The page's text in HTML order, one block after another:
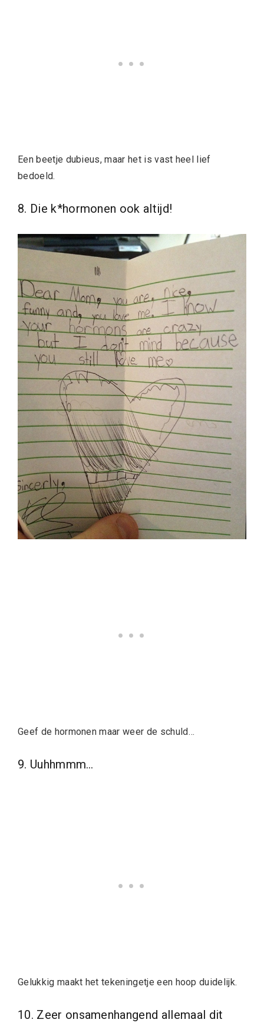
Een beetje dubieus, maar het is vast heel lief
bedoeld.
8. Die k*hormonen ook altijd!
Geef de hormonen maar weer de schuld…
9. Uuhhmmm…
Gelukkig maakt het tekeningetje een hoop duidelijk.
10. Zeer onsamenhangend allemaal dit